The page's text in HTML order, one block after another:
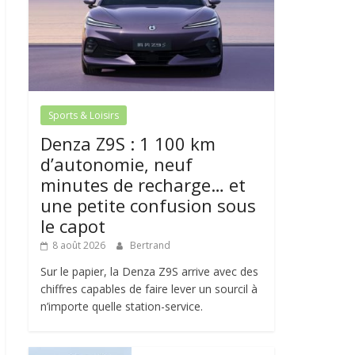
Sports & Loisirs
Denza Z9S : 1 100 km
d’autonomie, neuf
minutes de recharge… et
une petite confusion sous
le capot
8 août 2026 Bertrand
Sur le papier, la Denza Z9S arrive avec des
chiffres capables de faire lever un sourcil à
n’importe quelle station-service.